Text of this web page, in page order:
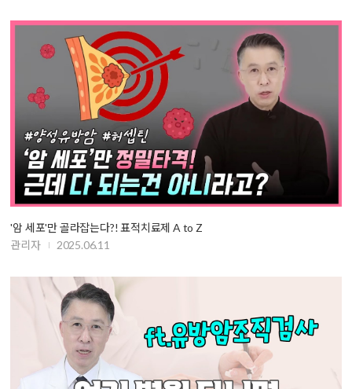
'암 세포'만 골라잡는다?! 표적치료제 A to Z
관리자
2025.06.11